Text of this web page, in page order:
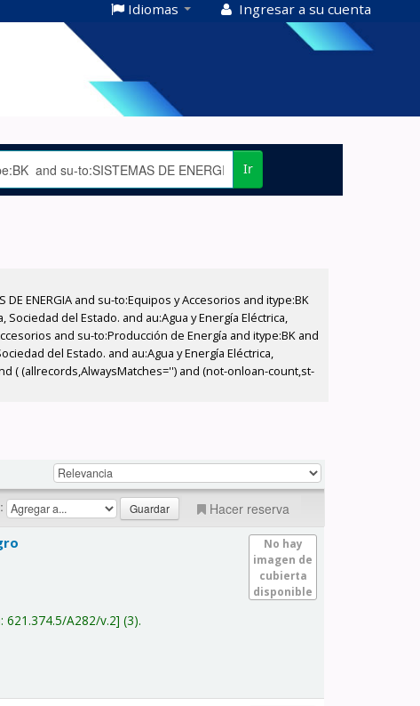
Idiomas Ingresar a su cuenta
Ir
ENERGIA and su-to:Equipos y Accesorios and itype:BK
del Estado. and au:Agua y Energía Eléctrica,
and su-to:Producción de Energía and itype:BK and
del Estado. and au:Agua y Energía Eléctrica,
( (allrecords,AlwaysMatches='') and (not-onloan-count,st-
Hacer reserva
No hay
imagen de
cubierta
disponible
621.374.5/A282/v.2 (3).